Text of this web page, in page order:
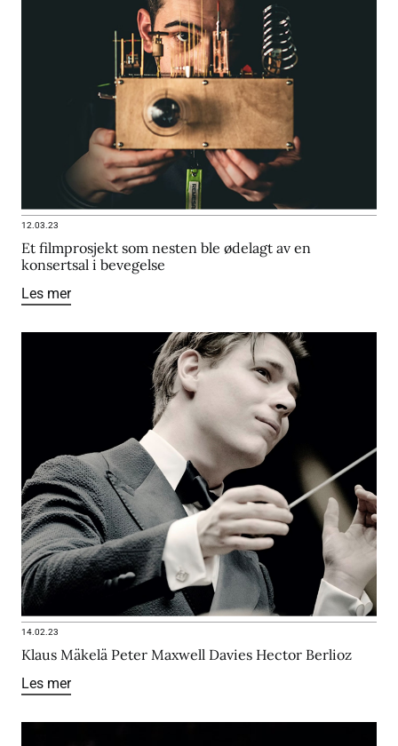
12.03.23
Et filmprosjekt som nesten ble ødelagt av en
konsertsal i bevegelse
Les mer
14.02.23
Klaus Mäkelä Peter Maxwell Davies Hector Berlioz
Les mer